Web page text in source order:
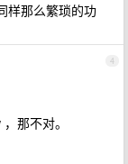
样那么繁琐的功
4
那不对。